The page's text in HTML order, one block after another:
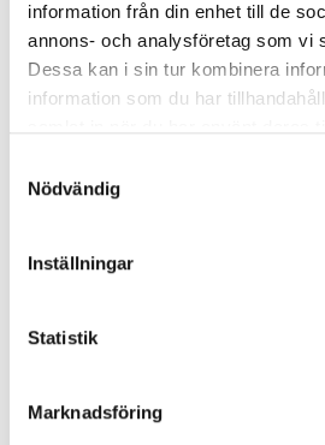
information från din enhet till de
annons- och analysföretag som vi
Dessa kan i sin tur kombinera
information som du har
Nödvändig
Inställningar
Statistik
Marknadsföring